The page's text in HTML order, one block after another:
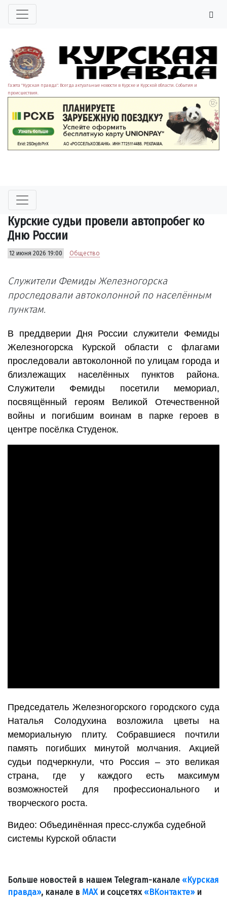
Газета "Курская правда". Всегда актуальные новости в Курске и Курской области. События и
происшествия.
Курские судьи провели автопробег ко
Дню России
12 июня 2026 19:00 Общество
Служители Фемиды Железногорска
проследовали автоколонной по населённым
пунктам.
В преддверии Дня России служители Фемиды
Железногорска Курской области с флагами
проследовали автоколонной по улицам города и
близлежащих населённых пунктов района.
Служители Фемиды посетили мемориал,
посвящённый героям Великой Отечественной
войны и погибшим воинам в парке героев в
центре посёлка Студенок.
Председатель Железногорского городского суда
Наталья Солодухина возложила цветы на
мемориальную плиту. Собравшиеся почтили
память погибших минутой молчания. Акцией
судьи подчеркнули, что Россия – это великая
страна, где у каждого есть максимум
возможностей для профессионального и
творческого роста.
Видео: Объединённая пресс-служба судебной
системы Курской области
Больше новостей в нашем Telegram-канале «Курская
правда», канале в МАХи соцсетях «ВКонтакте»и